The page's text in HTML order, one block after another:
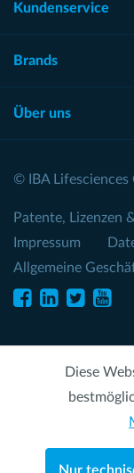
Kundenservice
Brands
Über uns
© IBA Lifesciences
Patente, Lizenzen
Impressum
Allgemeine
Diese